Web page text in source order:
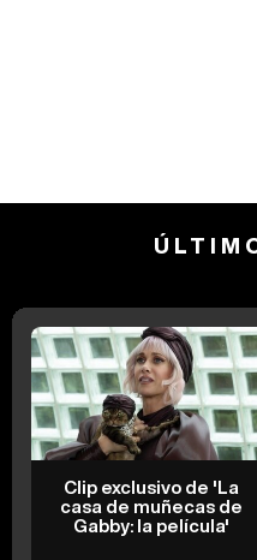
Clip exclusivo de 'La
casa de muñecas de
Gabby: la película'